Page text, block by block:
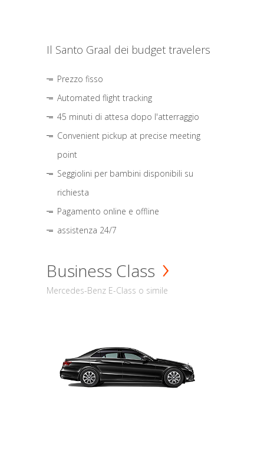
Il Santo Graal dei budget travelers
Prezzo fisso
Automated flight tracking
45 minuti di attesa dopo l'atterraggio
Convenient pickup at precise meeting
point
Seggiolini per bambini disponibili su
richiesta
Pagamento online e offline
assistenza 24/7
Business Class
Mercedes-Benz E-Class o simile